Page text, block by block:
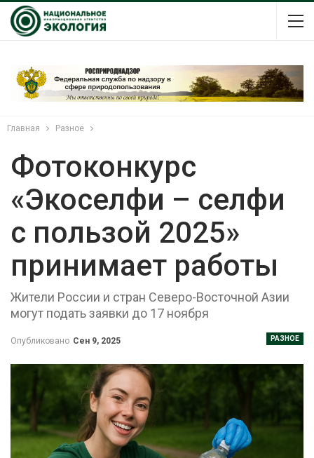
Главная Разное
Фотоконкурс
«Экоселфи – селфи
с пользой 2025»
принимает работы
Жители России и стран Северо-Восточной Азии
могут подать заявки до 17 ноября
РАЗНОЕ
Опубликовано Сен 9, 2025